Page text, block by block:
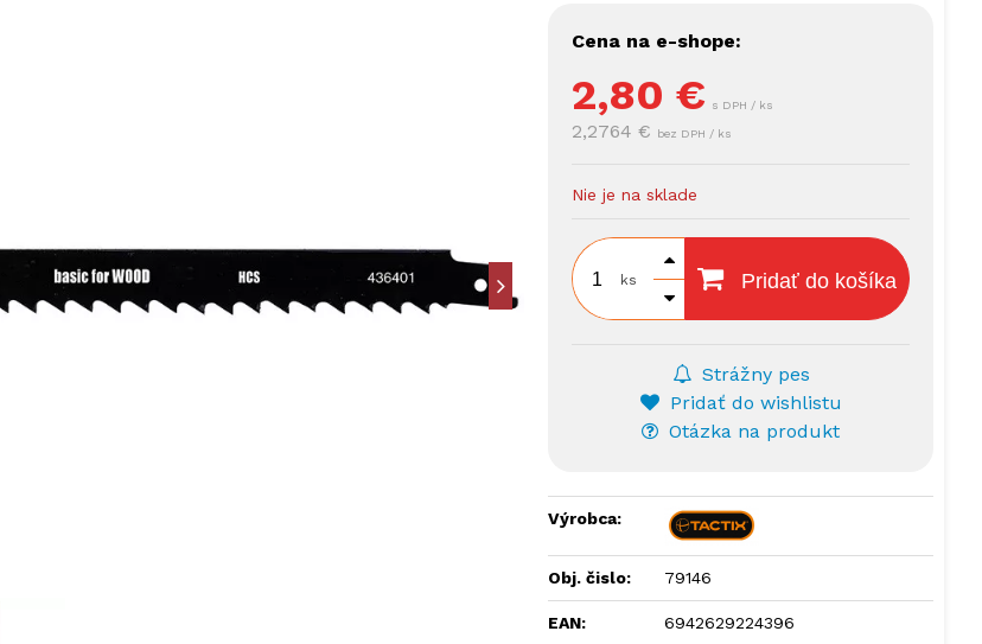
Cena na e-shope:
2,80 € s DPH / ks
2,2764 € bez DPH / ks
Nie je na sklade
ks Pridať do košíka
Strážny pes
Pridať do wishlistu
Otázka na produkt
Výrobca:
Obj. čislo: 79146
EAN: 6942629224396